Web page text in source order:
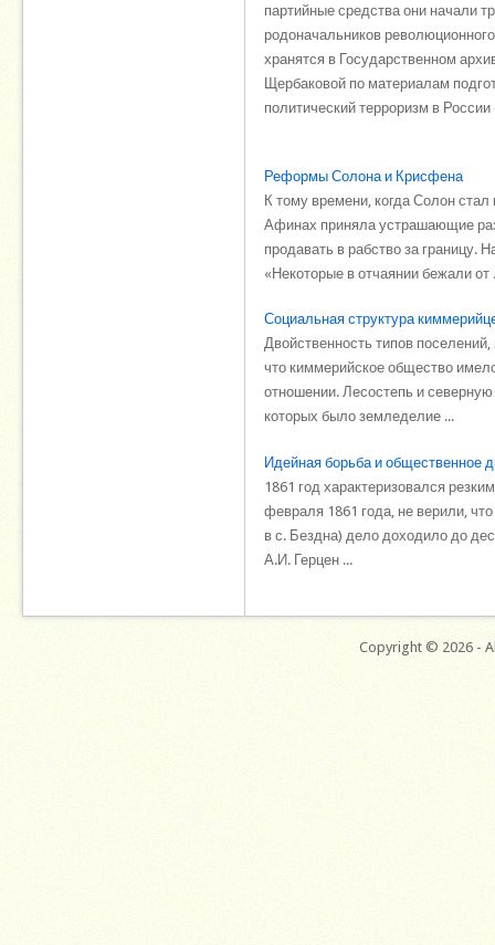
партийные средства они начали
родоначальников
хранятся в Государственном
Щербаковой по материалам
политический терроризм в
Реформы Солона и Крисфена
К тому времени, когда Солон
Афинах приняла устрашающие
продавать в рабство за границу.
«Некоторые в отчаянии бежали от
Социальная структура
Двойственность типов
что киммерийское общество
отношении. Лесостепь и
которых было земледелие ...
Идейная борьба и общественное
1861 год характеризовался
февраля 1861 года, не верили,
в с. Бездна) дело доходило до
А.И. Герцен ...
Copyright © 2026 -